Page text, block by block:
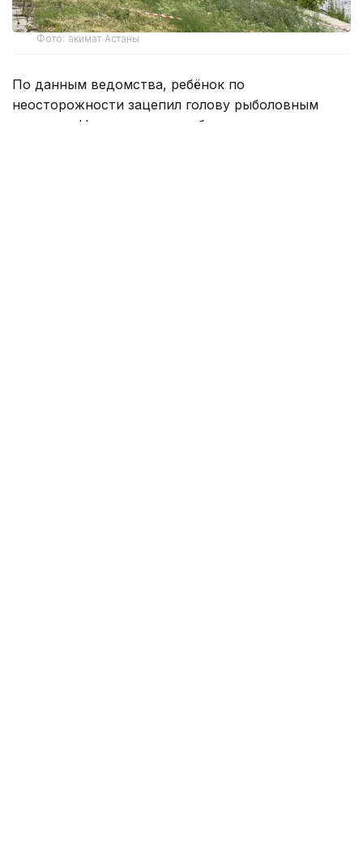
Фото: акимат Астаны
По данным ведомства, ребёнок по
неосторожности зацепил голову рыболовным
крючком. Находившиеся поблизости спасатели,